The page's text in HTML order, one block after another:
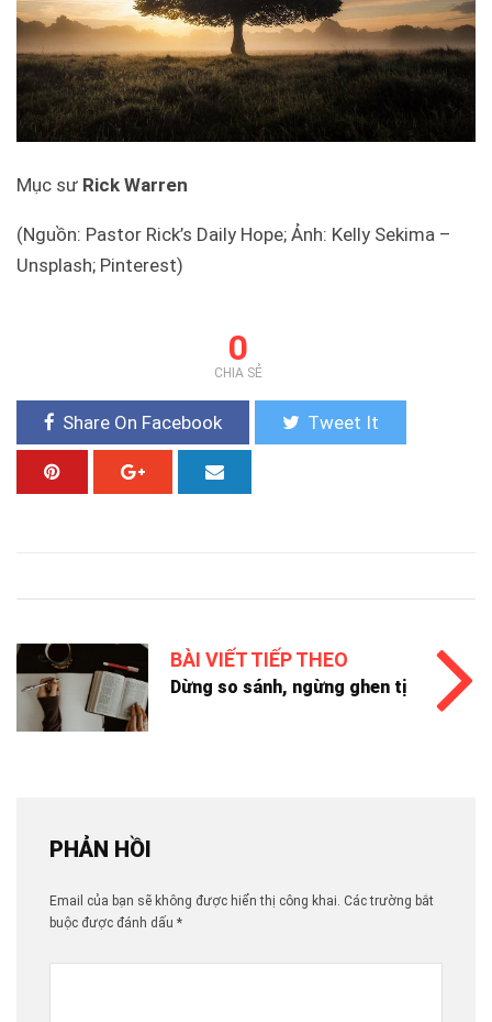
Mục sư Rick Warren
(Nguồn: Pastor Rick’s Daily Hope; Ảnh: Kelly Sekima –
Unsplash; Pinterest)
0
CHIA SẺ
Share On Facebook Tweet It
BÀI VIẾT TIẾP THEO
Dừng so sánh, ngừng ghen tị
PHẢN HỒI
Email của bạn sẽ không được hiển thị công khai. Các trường bắt
buộc được đánh dấu *